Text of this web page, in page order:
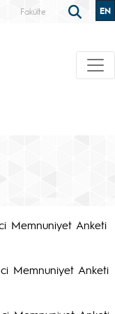
Fakülte EN
Memnuniyet Anketi
Memnuniyet Anketi